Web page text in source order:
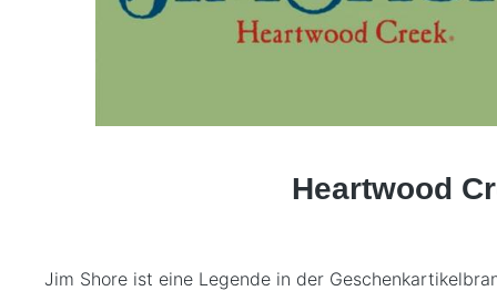
Heartwood
Jim Shore ist eine Legende in der